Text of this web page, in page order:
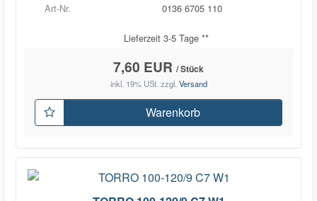
Art-Nr.
0136 6705 110
Lieferzeit 3-5 Tage **
7,60 EUR / Stück
inkl. 19% USt. zzgl. Versand
Warenkorb